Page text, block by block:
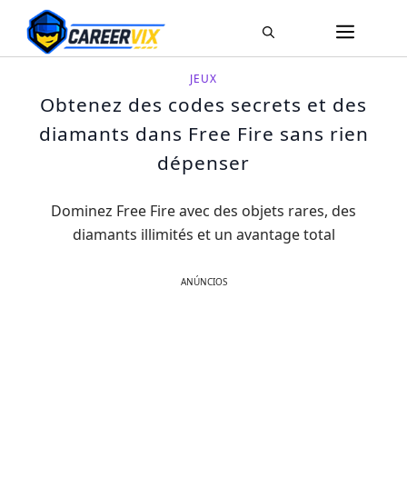
Pular
para
o
JEUX
Obtenez des codes secrets et des
diamants dans Free Fire sans rien
dépenser
Dominez Free Fire avec des objets rares, des
diamants illimités et un avantage total
ANÚNCIOS